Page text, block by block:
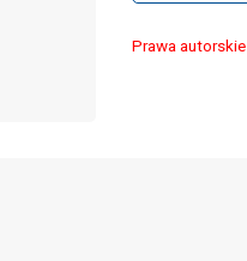
Prawa autorskie